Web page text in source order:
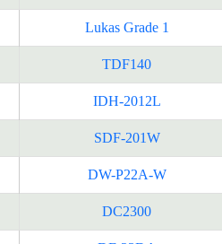
Lukas Grade 1
TDF140
IDH-2012L
SDF-201W
DW-P22A-W
DC2300